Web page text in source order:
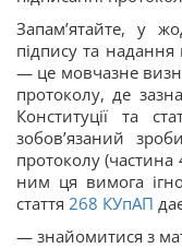
Запам’ятайте, у
підпису та надання
— це мовчазне
протоколу, де
Конституції та
зобов’язаний
протоколу (частина
ним ця вимога
стаття 268 КУпАП
— знайомитися з